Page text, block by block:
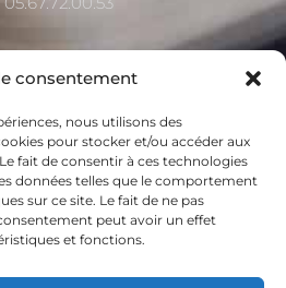
consentement
nous utilisons des
pour stocker et/ou accéder aux
fait de consentir à ces technologies
données telles que le comportement
sur ce site. Le fait de ne pas
peut avoir un effet
et fonctions.
de Qualitia
mensuelle pour suivre
événements, dernières